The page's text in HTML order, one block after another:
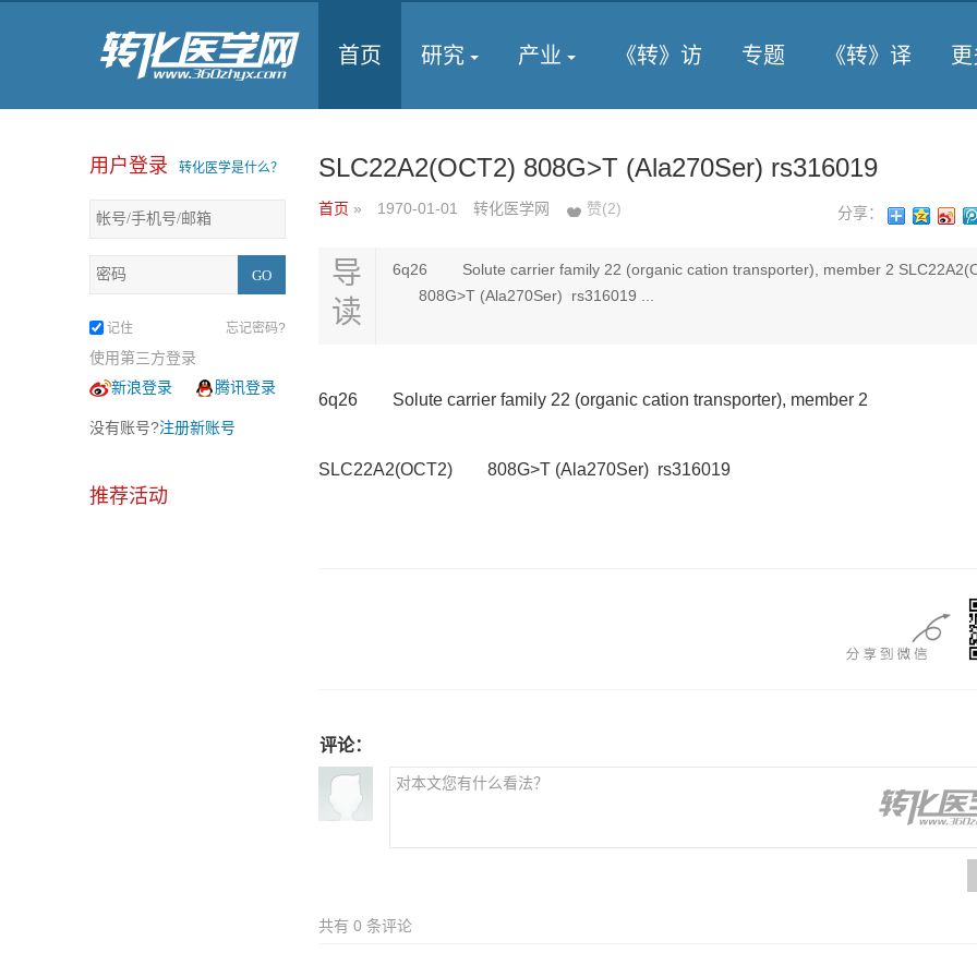
首页 研究 产业 《转》访 专题 《转》译
用户登录 转化医学是什么？
记住 忘记密码?
使用第三方登录
新浪登录
腾讯登录
没有账号?注册新账号
推荐活动
SLC22A2(OCT2) 808G>T (Ala270Ser) rs316019
首页 » 1970-01-01 转化医学网 赞(2) 分享：
导
读
6q26 Solute carrier family 22 (organic cation transporter), member 2
808G>T (Ala270Ser) rs316019 ...
6q26 Solute carrier family 22 (organic cation transporter), member 2
SLC22A2(OCT2) 808G>T (Ala270Ser) rs316019
评论：
共有 0 条评论